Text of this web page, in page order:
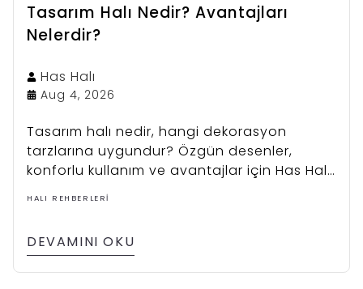
Tasarım Halı Nedir? Avantajları
Nelerdir?
Has Halı
Aug 4, 2026
Tasarım halı nedir, hangi dekorasyon
tarzlarına uygundur? Özgün desenler,
konforlu kullanım ve avantajlar için Has Halı
koleksiyonunu inceleyin.
HALI REHBERLERI
DEVAMINI OKU